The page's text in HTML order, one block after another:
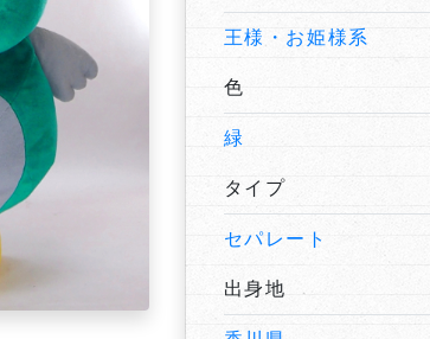
王様・お姫様系
色
緑
タイプ
セパレート
出身地